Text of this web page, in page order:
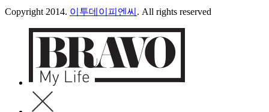
Copyright 2014. 이투데이피엔씨 . All rights reserved